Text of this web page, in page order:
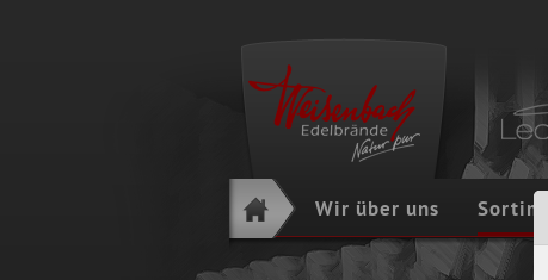
Navigation
überspringen Wir über uns